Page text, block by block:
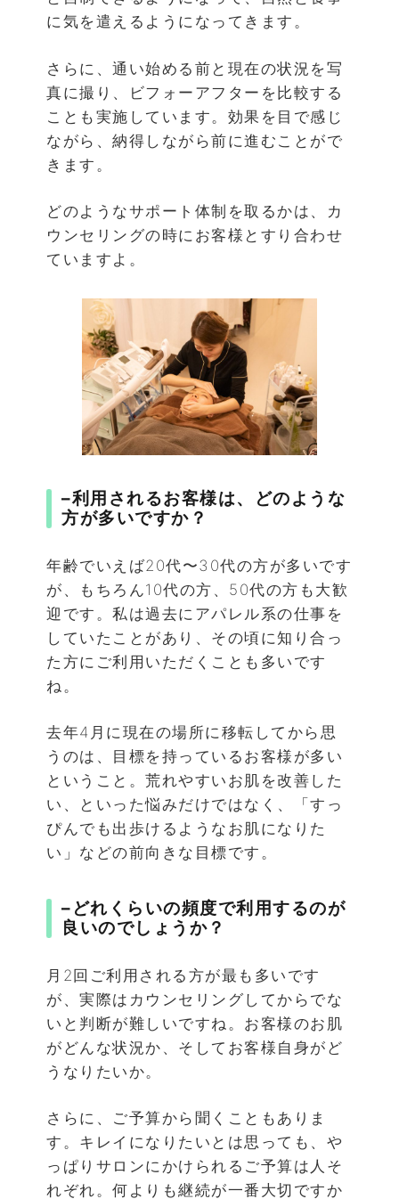
に気を遣えるようになってきます。
さらに、通い始める前と現在の状況を写
真に撮り、ビフォーアフターを比較する
ことも実施しています。効果を目で感じ
ながら、納得しながら前に進むことがで
きます。
どのようなサポート体制を取るかは、カ
ウンセリングの時にお客様とすり合わせ
ていますよ。
–利用されるお客様は、どのような
方が多いですか？
年齢でいえば20代〜30代の方が多いです
が、もちろん10代の方、50代の方も大歓
迎です。私は過去にアパレル系の仕事を
していたことがあり、その頃に知り合っ
た方にご利用いただくことも多いです
ね。
去年4月に現在の場所に移転してから思
うのは、目標を持っているお客様が多い
ということ。荒れやすいお肌を改善した
い、といった悩みだけではなく、「すっ
ぴんでも出歩けるようなお肌になりた
い」などの前向きな目標です。
– どれくらいの頻度で利用するのが
良いのでしょうか？
月2回ご利用される方が最も多いです
が、実際はカウンセリングしてからでな
いと判断が難しいですね。お客様のお肌
がどんな状況か、そしてお客様自身がど
うなりたいか。
さらに、ご予算から聞くこともありま
す。キレイになりたいとは思っても、や
っぱりサロンにかけられるご予算は人そ
れぞれ。何よりも継続が一番大切ですか